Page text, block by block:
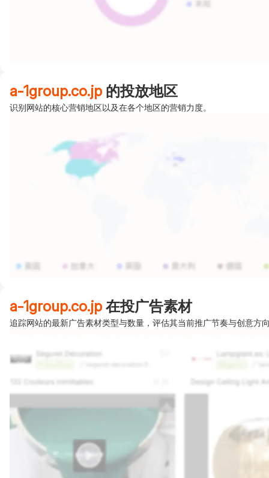
a-1group.co.jp 的投放地区
识别网站的核心营销地区以及在各个地区的营销力度。
a-1group.co.jp 在投广告素材
追踪网站的最新广告素材类型与数量，评估其当前推广节奏与创意方